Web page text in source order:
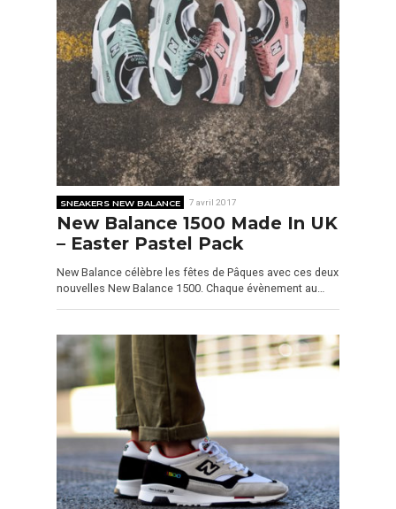
SNEAKERS NEW BALANCE 7 avril 2017
New Balance 1500 Made In UK
– Easter Pastel Pack
New Balance célèbre les fêtes de Pâques avec ces deux
nouvelles New Balance 1500. Chaque évènement au…